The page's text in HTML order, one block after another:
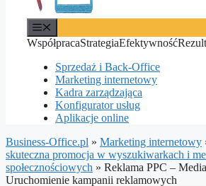
WspółpracaStrategiaEfektywność
Sprzedaż i Back-Office
Marketing internetowy
Kadra zarządzająca
Konfigurator usług
Aplikacje online
Business-Office.pl » Marketing internetowy
skuteczna promocja w wyszukiwarkach i
społecznościowych » Reklama PPC –
Uruchomienie kampanii reklamowych